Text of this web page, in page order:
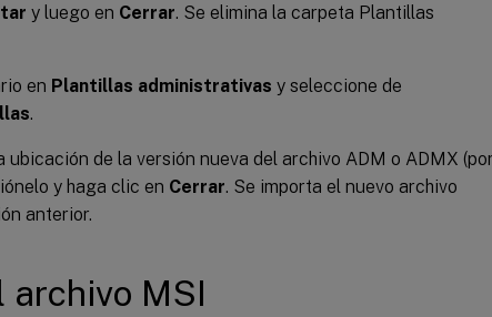
y luego en Cerrar. Se elimina la carpeta Plantillas
en Plantillas administrativas y seleccione de
.
ubicación de la versión nueva del archivo ADM o ADMX (por
y haga clic en Cerrar. Se importa el nuevo archivo
anterior.
archivo MSI